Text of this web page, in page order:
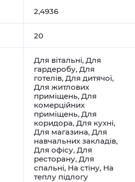
2,4936
20
Для вітальні, Для
гардеробу, Для
готелів, Для дитячої,
Для житлових
приміщень, Для
комерційних
приміщень, Для
коридора, Для кухні,
Для магазина, Для
навчальних закладів,
Для офісу, Для
ресторану, Для
спальні, На стіну, На
теплу підлогу